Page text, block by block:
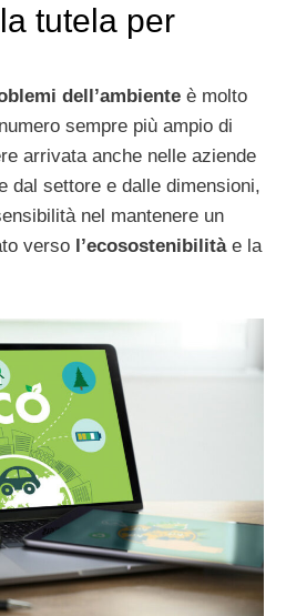
tutela per
dell’ambiente è molto
sempre più ampio di
arrivata anche nelle aziende
dal settore e dalle dimensioni,
nel mantenere un
verso l’ecosostenibilitàe la